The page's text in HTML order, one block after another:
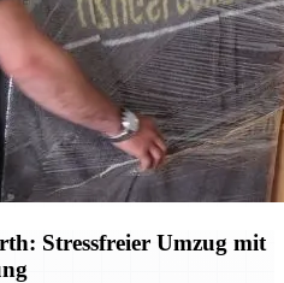
Stressfreier Umzug mit